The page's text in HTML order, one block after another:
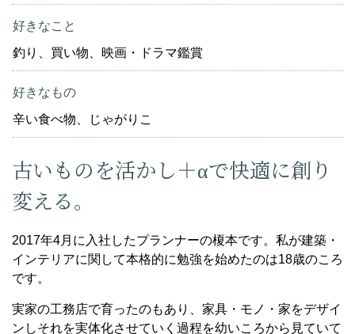
好きなこと
釣り、買い物、映画・ドラマ鑑賞
好きなもの
辛い食べ物、じゃがりこ
古いものを活かし＋αで快適に創り
変える。
2017年4月に入社したプランナーの榎本です。私が建築・
インテリアに関して本格的に勉強を始めたのは18歳のころ
です。
実家の工務店で育ったのもあり、家具・モノ・家をデザイ
ンしそれを実体化させていく過程を幼いころから見ていて